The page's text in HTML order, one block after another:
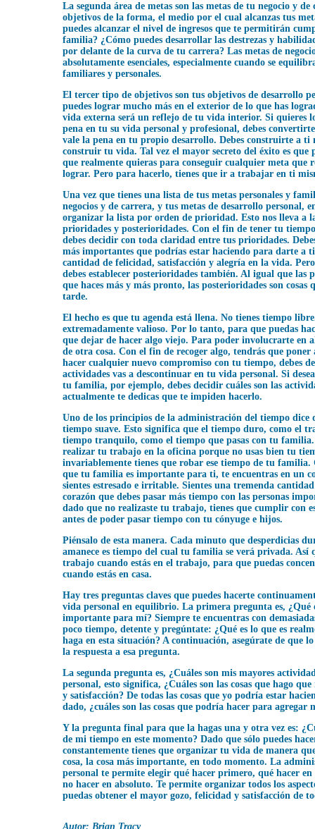
La segunda área de metas son las metas de tu negocio y de
objetivos de la forma, el medio por el cual alcanzas tus
puedes alcanzar el nivel de ingresos que te permitirán
familia? ¿Cómo puedes desarrollar las destrezas y
por delante de la curva de tu carrera? Las metas de
absolutamente esenciales, especialmente cuando se
familiares y personales.
El tercer tipo de objetivos son tus objetivos de desarrollo
puedes lograr mucho más en el exterior de lo que has
vida externa será un reflejo de tu vida interior. Si quieres
pena en tu su vida personal y profesional, debes
vale la pena en tu propio desarrollo. Debes construirte a ti
construir tu vida. Tal vez el mayor secreto del éxito es que
que realmente quieras para conseguir cualquier meta que
lograr. Pero para hacerlo, tienes que ir a trabajar en ti
Una vez que tienes una lista de tus metas personales y
negocios y de carrera, y tus metas de desarrollo personal,
organizar la lista por orden de prioridad. Esto nos lleva a
prioridades y posterioridades. Con el fin de tener tu
debes decidir con toda claridad entre tus prioridades.
más importantes que podrías estar haciendo para darte a
cantidad de felicidad, satisfacción y alegría en la vida.
debes establecer posterioridades también. Al igual que las
que haces más y más pronto, las posterioridades son cosas
tarde.
El hecho es que tu agenda está llena. No tienes tiempo
extremadamente valioso. Por lo tanto, para que puedas
que dejar de hacer algo viejo. Para poder involucrarte en
de otra cosa. Con el fin de recoger algo, tendrás que poner
hacer cualquier nuevo compromiso con tu tiempo, debes
actividades vas a descontinuar en tu vida personal. Si
tu familia, por ejemplo, debes decidir cuáles son las
actualmente te dedicas que te impiden hacerlo.
Uno de los principios de la administración del tiempo dice
tiempo suave. Esto significa que el tiempo duro, como el
tiempo tranquilo, como el tiempo que pasas con tu familia.
realizar tu trabajo en la oficina porque no usas bien tu
invariablemente tienes que robar ese tiempo de tu familia.
que tu familia es importante para ti, te encuentras en un
sientes estresado e irritable. Sientes una tremenda
corazón que debes pasar más tiempo con las personas
dado que no realizaste tu trabajo, tienes que cumplir con
antes de poder pasar tiempo con tu cónyuge e hijos.
Piénsalo de esta manera. Cada minuto que desperdicias
amanece es tiempo del cual tu familia se verá privada. Así
trabajo cuando estás en el trabajo, para que puedas
cuando estás en casa.
Hay tres preguntas claves que puedes hacerte
vida personal en equilibrio. La primera pregunta es, ¿Qué
importante para mí? Siempre te encuentras con
poco tiempo, detente y pregúntate: ¿Qué es lo que es
haga en esta situación? A continuación, asegúrate de que lo
la respuesta a esa pregunta.
La segunda pregunta es, ¿Cuáles son mis mayores
personal, esto significa, ¿Cuáles son las cosas que hago
y satisfacción? De todas las cosas que yo podría estar
dado, ¿cuáles son las cosas que podría hacer para
Y la pregunta final para que la hagas una y otra vez es:
de mi tiempo en este momento? Dado que sólo puedes
constantemente tienes que organizar tu vida de manera
cosa, la cosa más importante, en todo momento. La
personal te permite elegir qué hacer primero, qué hacer en
no hacer en absoluto. Te permite organizar todos los
puedas obtener el mayor gozo, felicidad y satisfacción de
Autor: Brian Tracy